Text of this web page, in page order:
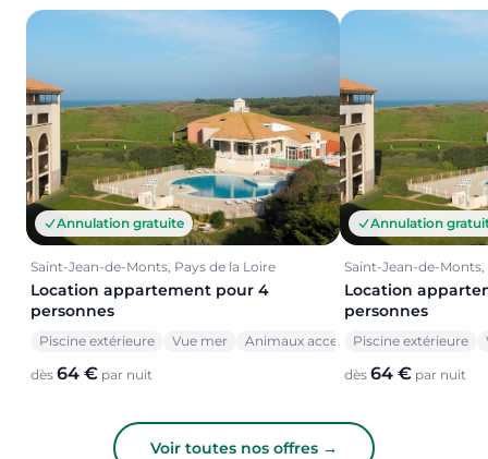
Annulation gratuite
Saint-Jean-de-Monts, Pays de la Loire
Location appartement pour 4
personnes
Piscine extérieure Vue mer Animaux acceptés
dès 64 € par nuit
Annulation
Saint-Jean-de-Monts,
Location
personnes
Piscine extérieure
dès 64 € par nuit
Voir toutes nos offres →